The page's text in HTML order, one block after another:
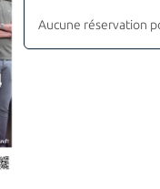
Aucune réservation